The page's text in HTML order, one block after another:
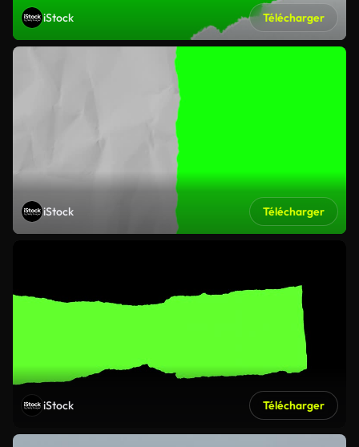
iStock Télécharger
iStock Télécharger
iStock Télécharger